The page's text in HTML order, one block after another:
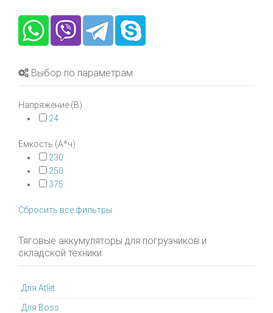
Выбор по параметрам
Напряжение (В)
24
Емкость (А*ч)
230
250
375
Сбросить все фильтры
Тяговые аккумуляторы для погрузчиков и
складской техники
Для Atlet
Для Boss